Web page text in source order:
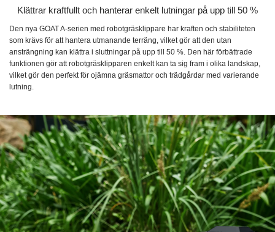
Klättrar kraftfullt och hanterar enkelt lutningar på upp till 50 %
Den nya GOAT A-serien med robotgräsklippare har kraften och stabiliteten
som krävs för att hantera utmanande terräng, vilket gör att den utan
ansträngning kan klättra i sluttningar på upp till 50 %. Den här förbättrade
funktionen gör att robotgräsklipparen enkelt kan ta sig fram i olika landskap,
vilket gör den perfekt för ojämna gräsmattor och trädgårdar med varierande
lutning.